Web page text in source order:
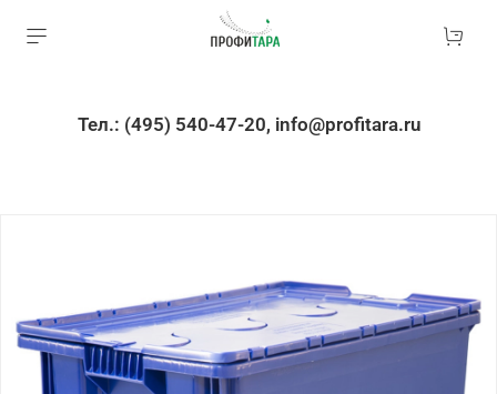
Тел.: (495) 540-47-20, info@profitara.ru